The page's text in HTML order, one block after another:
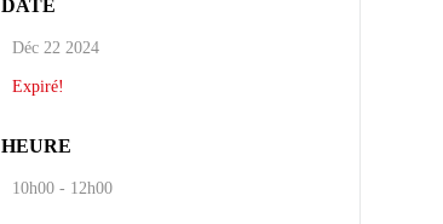
DATE
Déc 22 2024
Expiré!
HEURE
10h00 - 12h00